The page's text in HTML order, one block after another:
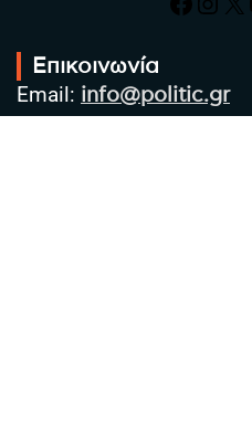
Επικοινωνία
Email: info@politic.gr
Τηλ: